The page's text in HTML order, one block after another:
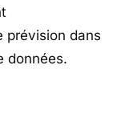
prévision dans
données.